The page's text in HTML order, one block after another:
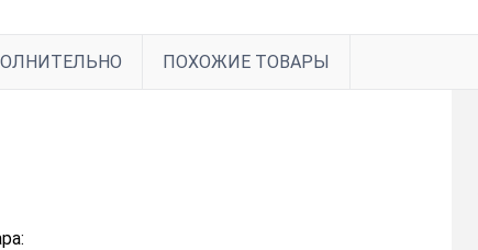
ПОХОЖИЕ ТОВАРЫ